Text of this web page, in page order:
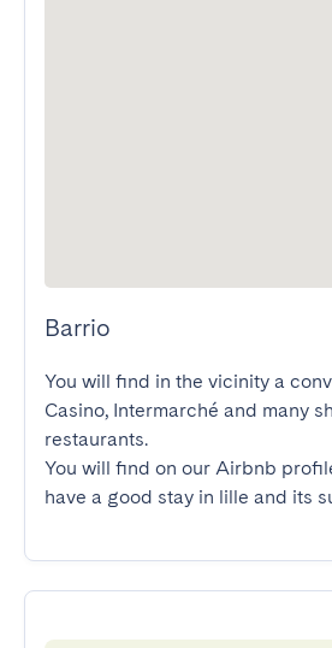
Barrio
You will find in the vicinity a
Casino, Intermarché and many
restaurants.
You will find on our Airbnb
have a good stay in lille and its